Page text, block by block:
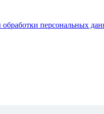
обработки персональных